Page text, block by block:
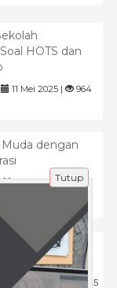
HOTS dan
11 Mei 2025 | 964
dengan
11 Apr 2026 | 188
Solusi
15 Jun 2025 | 445
Tutup